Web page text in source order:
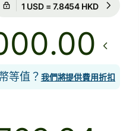
匯率保證為期8小時
.00
等值？ 我們將提供費用折扣